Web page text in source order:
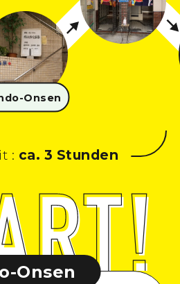
Onsen
: ca. 3 Stunden
Onsen